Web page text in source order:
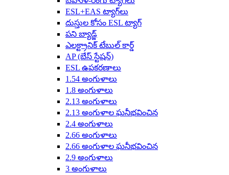
ESL+EAS ట్యాగ్‌లు
దుస్తుల కోసం ESL ట్యాగ్
పని బ్యాడ్జ్
ఎలక్ట్రానిక్ టేబుల్ కార్డ్
AP (బేస్ స్టేషన్)
ESL ఉపకరణాలు
1.54 అంగుళాలు
1.8 అంగుళాలు
2.13 అంగుళాలు
2.13 అంగుళాల ఘనీభవించిన
2.4 అంగుళాలు
2.66 అంగుళాలు
2.66 అంగుళాల ఘనీభవించిన
2.9 అంగుళాలు
3 అంగుళాలు